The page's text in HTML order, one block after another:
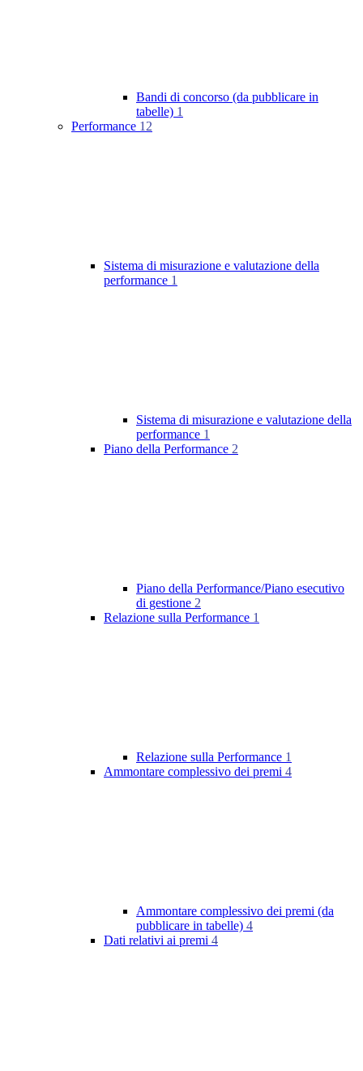
Bandi di concorso (da pubblicare in
tabelle) 1
Performance 12
Sistema di misurazione e valutazione della
performance 1
Sistema di misurazione e valutazione della
performance 1
Piano della Performance 2
Piano della Performance/Piano esecutivo
di gestione 2
Relazione sulla Performance 1
Relazione sulla Performance 1
Ammontare complessivo dei premi 4
Ammontare complessivo dei premi (da
pubblicare in tabelle) 4
Dati relativi ai premi 4